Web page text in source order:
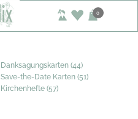
0
Danksagungskarten (44)
Save-the-Date Karten (51)
Kirchenhefte (57)